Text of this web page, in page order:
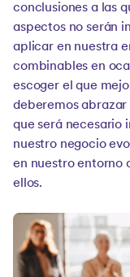
conclusiones a las
aspectos no serán
aplicar en nuestra
combinables en
escoger el que
deberemos abrazar
que será necesario
nuestro negocio
en nuestro entorno
ellos.